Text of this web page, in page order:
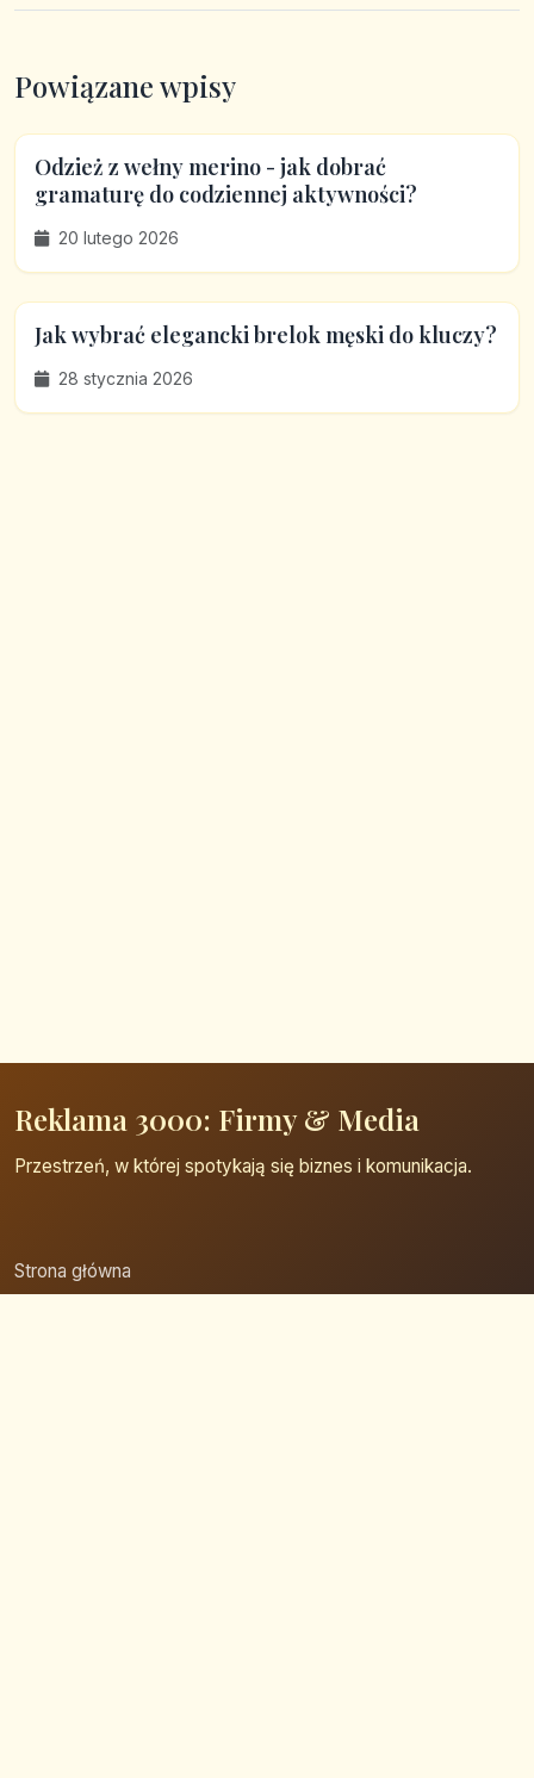
Powiązane wpisy
Odzież z wełny merino - jak dobrać
gramaturę do codziennej aktywności?
20 lutego 2026
Jak wybrać elegancki brelok męski do kluczy?
28 stycznia 2026
Reklama 3000: Firmy & Media
Przestrzeń, w której spotykają się biznes i komunikacja.
Strona główna